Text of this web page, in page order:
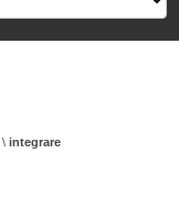
\ integrare